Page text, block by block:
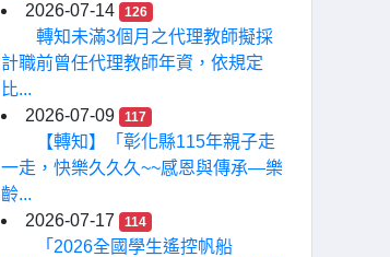
2026-07-14
126
轉知未滿3個月之代理教師擬採
計職前曾任代理教師年資，依規定
比...
2026-07-09
117
【轉知】「彰化縣115年親子走
一走，快樂久久久~~感恩與傳承—樂
齡...
2026-07-17
114
「2026全國學生遙控帆船